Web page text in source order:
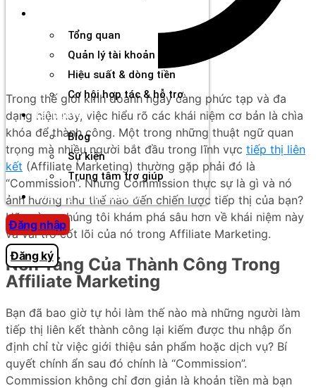
Tổng quan
Quản lý tài khoản & đối tác
Hiệu suất & dòng tiền
Cơ hội hợp tác & hỗ trợ
Tài nguyên
Blog
Sự kiện
Trung tâm trợ giúp
Chương Trình Creator
Đăng nhập
Đăng ký
Trong thế giới kinh doanh ngày càng phức tạp và đa
dạng hiện nay, việc hiểu rõ các khái niệm cơ bản là chìa
khóa để thành công. Một trong những thuật ngữ quan
trọng mà nhiều người bắt đầu trong lĩnh vực tiếp thị liên
kết (Affiliate Marketing) thường gặp phải đó là
“Commission”. Nhưng Commission thực sự là gì và nó
ảnh hưởng như thế nào đến chiến lược tiếp thị của bạn?
Hãy cùng chúng tôi khám phá sâu hơn về khái niệm này
và vai trò cốt lõi của nó trong Affiliate Marketing.
Nền Tảng Của Thành Công Trong
Affiliate Marketing
Bạn đã bao giờ tự hỏi làm thế nào mà những người làm
tiếp thị liên kết thành công lại kiếm được thu nhập ổn
định chỉ từ việc giới thiệu sản phẩm hoặc dịch vụ? Bí
quyết chính ẩn sau đó chính là “Commission”.
Commission không chỉ đơn giản là khoản tiền mà bạn